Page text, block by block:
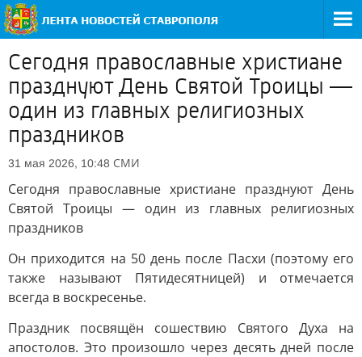
Сегодня православные христиане
празднуют День Святой Троицы —
один из главных религиозных
праздников
31 мая 2026, 10:48 СМИ
Сегодня православные христиане празднуют День
Святой Троицы — один из главных религиозных
праздников
Он приходится на 50 день после Пасхи (поэтому его
также называют Пятидесятницей) и отмечается
всегда в воскресенье.
Праздник посвящён сошествию Святого Духа на
апостолов. Это произошло через десять дней после